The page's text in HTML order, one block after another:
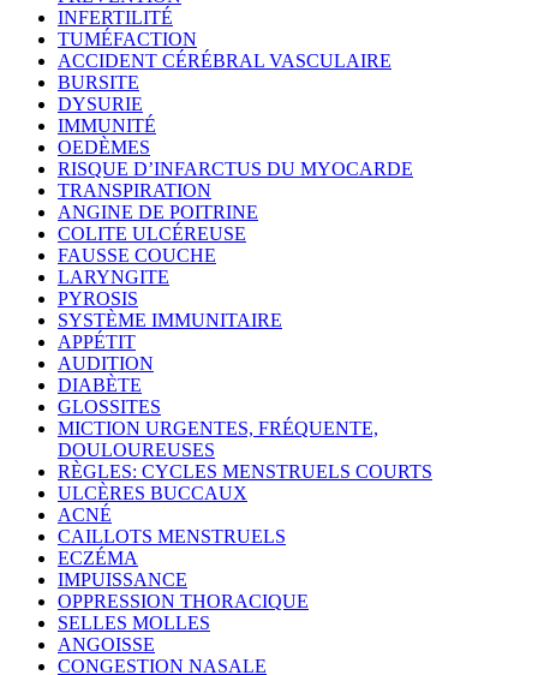
INFERTILITÉ
TUMÉFACTION
ACCIDENT CÉRÉBRAL VASCULAIRE
BURSITE
DYSURIE
IMMUNITÉ
OEDÈMES
RISQUE D’INFARCTUS DU MYOCARDE
TRANSPIRATION
ANGINE DE POITRINE
COLITE ULCÉREUSE
FAUSSE COUCHE
LARYNGITE
PYROSIS
SYSTÈME IMMUNITAIRE
APPÉTIT
AUDITION
DIABÈTE
GLOSSITES
MICTION URGENTES, FRÉQUENTE,
DOULOUREUSES
RÈGLES: CYCLES MENSTRUELS COURTS
ULCÈRES BUCCAUX
ACNÉ
CAILLOTS MENSTRUELS
ECZÉMA
IMPUISSANCE
OPPRESSION THORACIQUE
SELLES MOLLES
ANGOISSE
CONGESTION NASALE